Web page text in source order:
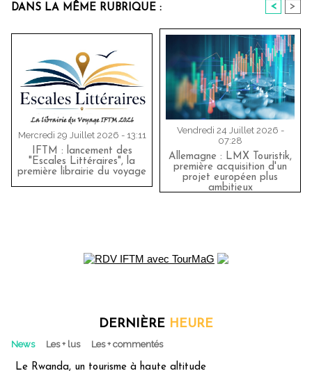
DANS LA MÊME RUBRIQUE : < >
Mercredi 29 Juillet 2026 - 13:11
IFTM : lancement des
"Escales Littéraires", la
première librairie du voyage
Vendredi 24 Juillet 2026 -
07:28
Allemagne : LMX Touristik,
première acquisition d'un
projet européen plus
ambitieux
DERNIÈRE HEURE
News Les + lus Les + commentés
Le Rwanda, un tourisme à haute altitude